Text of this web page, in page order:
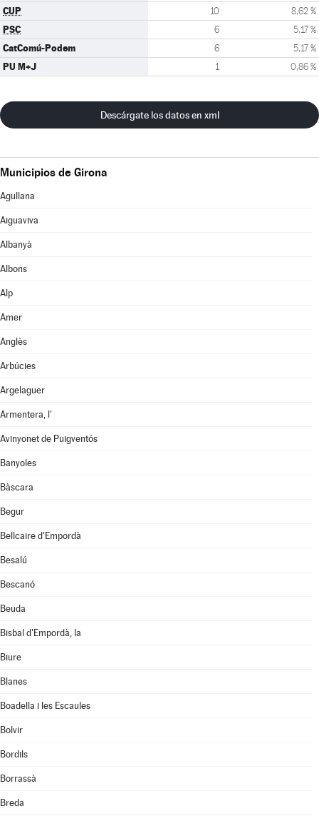
CUP 10 8,62 %
PSC 6 5,17 %
CatComú-Podem 6 5,17 %
PU M+J 1 0,86 %
Descárgate los datos en xml
Municipios de Girona
Agullana
Aiguaviva
Albanyà
Albons
Alp
Amer
Anglès
Arbúcies
Argelaguer
Armentera, l'
Avinyonet de Puigventós
Banyoles
Bàscara
Begur
Bellcaire d'Empordà
Besalú
Bescanó
Beuda
Bisbal d'Empordà, la
Biure
Blanes
Boadella i les Escaules
Bolvir
Bordils
Borrassà
Breda